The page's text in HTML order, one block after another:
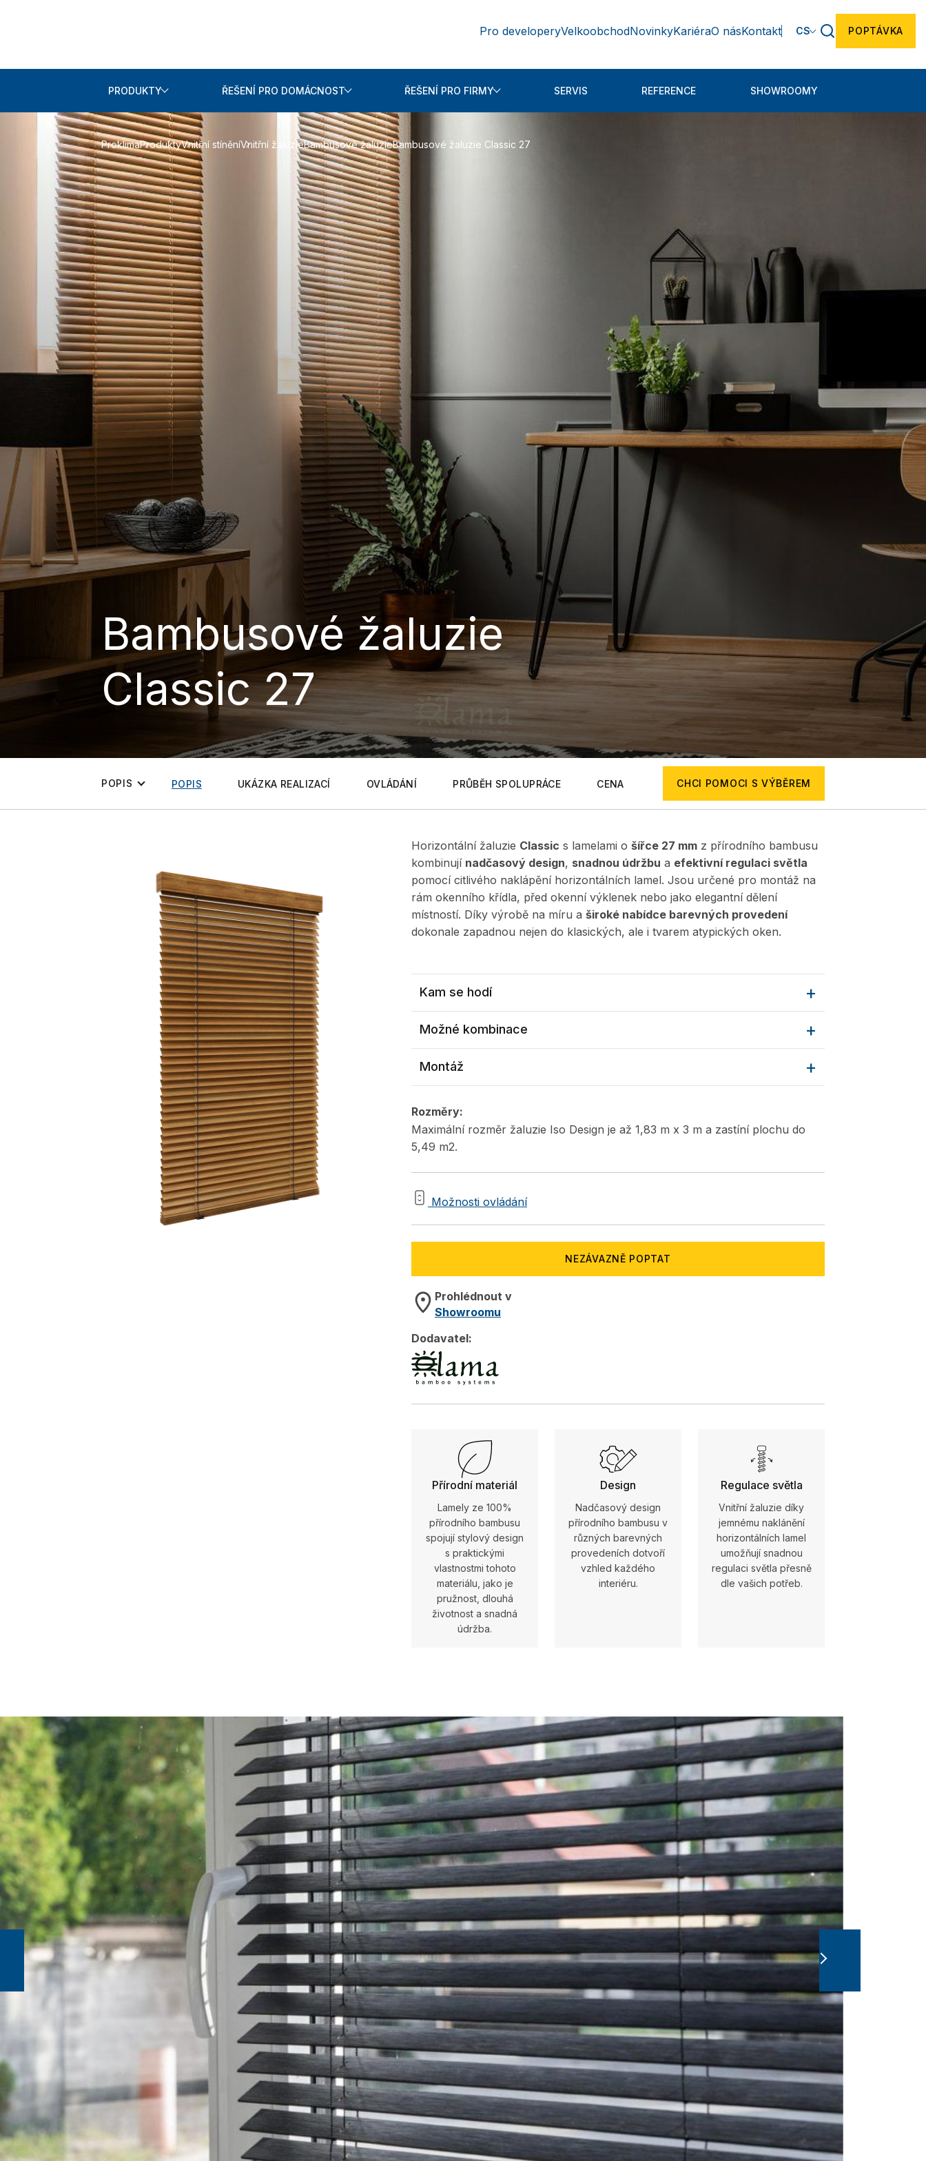
Pro developeryVelkoobchodNovinkyKariéraO násKontakt CS POPTÁVKA
PRODUKTY ŘEŠENÍ PRO DOMÁCNOST ŘEŠENÍ PRO FIRMY SERVIS REFERENCE SHOWROOMY
ProklimaProduktyVnitřní stíněníVnitřní žaluzieBambusové žaluzieBambusové žaluzie Classic 27
Bambusové žaluzie
Classic 27
POPIS POPIS UKÁZKA REALIZACÍ OVLÁDÁNÍ PRŮBĚH SPOLUPRÁCE CENA CHCI POMOCI S VÝBĚREM
Horizontální žaluzie Classic s lamelami o šířce 27 mm z přírodního bambusu
kombinují nadčasový design, snadnou údržbu a efektivní regulaci světla
pomocí citlivého naklápění horizontálních lamel. Jsou určené pro montáž na
rám okenního křídla, před okenní výklenek nebo jako elegantní dělení
místností. Díky výrobě na míru a široké nabídce barevných provedení
dokonale zapadnou nejen do klasických, ale i tvarem atypických oken.
Kam se hodí
Možné kombinace
Montáž
Rozměry:
Maximální rozměr žaluzie Iso Design je až 1,83 m x 3 m a zastíní plochu do
5,49 m2.
Možnosti ovládání
NEZÁVAZNĚ POPTAT
Prohlédnout v
Showroomu
Dodavatel:
Přírodní materiál
Lamely ze 100%
přírodního bambusu
spojují stylový design
s praktickými
vlastnostmi tohoto
materiálu, jako je
pružnost, dlouhá
životnost a snadná
údržba.
Design
Nadčasový design
přírodního bambusu v
různých barevných
provedeních dotvoří
vzhled každého
interiéru.
Regulace světla
Vnitřní žaluzie díky
jemnému naklánění
horizontálních lamel
umožňují snadnou
regulaci světla přesně
dle vašich potřeb.